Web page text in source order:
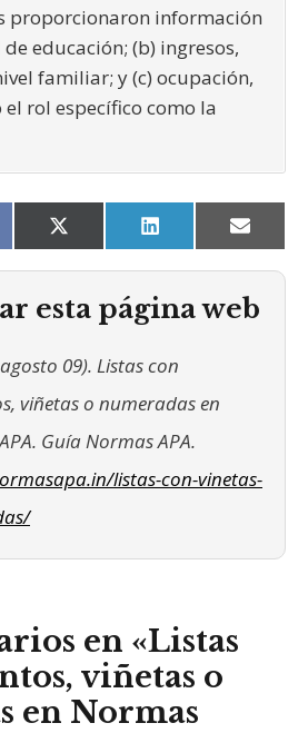
proporcionaron información
educación; (b) ingresos,
familiar; y (c) ocupación,
rol específico como la
Compartir
en
X
(
T
i
e
)
Compartir
en
L
i
n
e
n
en
E
m
a
i
l
esta página web
09). Listas con
viñetas o numeradas en
Guía Normas APA.
listas-con-vinetas-
en «Listas
viñetas o
en Normas